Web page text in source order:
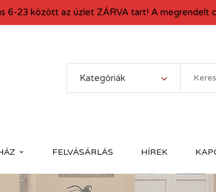
Kategóriák
FELVÁSÁRLÁS HÍREK
6-23 között az üzlet ZÁRVA tart! A megrendelt